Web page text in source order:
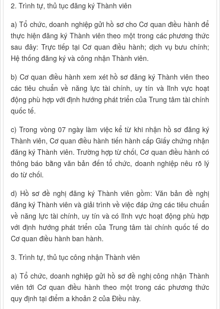
2. Trình tự, thủ tục đăng ký Thành viên
a) Tổ chức, doanh nghiệp gửi hồ sơ cho Cơ quan điều hành để
thực hiện đăng ký Thành viên theo một trong các phương thức
sau đây: Trực tiếp tại Cơ quan điều hành; dịch vụ bưu chính;
Hệ thống đăng ký và công nhận Thành viên.
b) Cơ quan điều hành xem xét hồ sơ đăng ký Thành viên theo
các tiêu chuẩn về năng lực tài chính, uy tín và lĩnh vực hoạt
động phù hợp với định hướng phát triển của Trung tâm tài chính
quốc tế.
c) Trong vòng 07 ngày làm việc kể từ khi nhận hồ sơ đăng ký
Thành viên, Cơ quan điều hành tiến hành cấp Giấy chứng nhận
đăng ký Thành viên. Trường hợp từ chối, Cơ quan điều hành có
thông báo bằng văn bản đến tổ chức, doanh nghiệp nêu rõ lý
do từ chối.
d) Hồ sơ đề nghị đăng ký Thành viên gồm: Văn bản đề nghị
đăng ký Thành viên và giải trình về việc đáp ứng các tiêu chuẩn
về năng lực tài chính, uy tín và có lĩnh vực hoạt động phù hợp
với định hướng phát triển của Trung tâm tài chính quốc tế do
Cơ quan điều hành ban hành.
3. Trình tự, thủ tục công nhận Thành viên
a) Tổ chức, doanh nghiệp gửi hồ sơ đề nghị công nhận Thành
viên tới Cơ quan điều hành theo một trong các phương thức
quy định tại điểm a khoản 2 của Điều này.